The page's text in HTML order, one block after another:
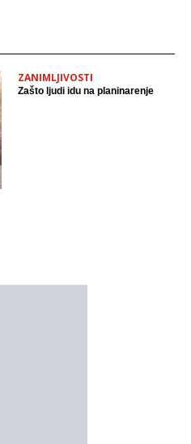
ZANIMLJIVOSTI
Zašto ljudi idu na planinarenje